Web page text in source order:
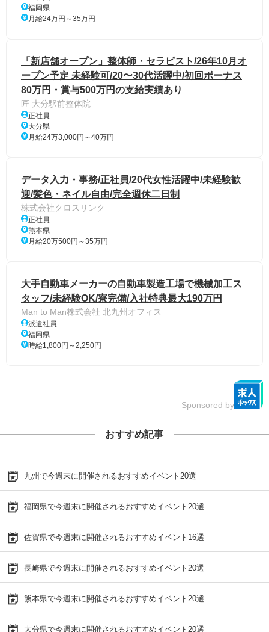
福岡県
月給24万円～35万円
「新店舗オープン」整体師・セラピスト/26年10月オ
ープン予定 未経験可/20〜30代活躍中/初回ボーナス
80万円・賞与500万円の支給実績あり
匠 大分駅前整体院
正社員
大分県
月給24万3,000円～40万円
データ入力・事務/正社員/20代女性活躍中/未経験歓
迎/髪色・ネイル自由/完全週休二日制
株式会社クロスリンク
正社員
熊本県
月給20万500円～35万円
大手自動車メーカーの自動車製造工場で機械加工ス
タッフ/未経験OK/寮完備/入社特典最大190万円
Man to Man株式会社 北九州オフィス
派遣社員
福岡県
時給1,800円～2,250円
Sponsored by
おすすめ記事
九州で今週末に開催されるおすすめイベント20選
福岡県で今週末に開催されるおすすめイベント20選
佐賀県で今週末に開催されるおすすめイベント16選
長崎県で今週末に開催されるおすすめイベント20選
熊本県で今週末に開催されるおすすめイベント20選
大分県で今週末に開催されるおすすめイベント20選